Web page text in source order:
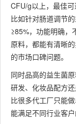
CFU/g以上，最佳可
比如针对肠道调节
≥85%，功能明确，
原料，都能有清晰
的市场口碑问题。
同时品高的益生菌
研发、化妆品配方
比很多代工厂只能
能满足不同行业客